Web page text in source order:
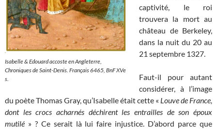
Isabelle & Edouard accoste en Angleterre,
Chroniques de Saint-Denis. Français 6465, BnF XVe
s.
captivité, le roi
trouvera la mort au
château de Berkeley,
dans la nuit du 20 au
21 septembre 1327.
Faut-il pour autant
considérer, à l’image
du poète Thomas Gray, qu’Isabelle était cette « Louve de France,
dont les crocs acharnés déchirent les entrailles de son époux
mutilé » ? Ce serait là lui faire injustice. D’abord parce que